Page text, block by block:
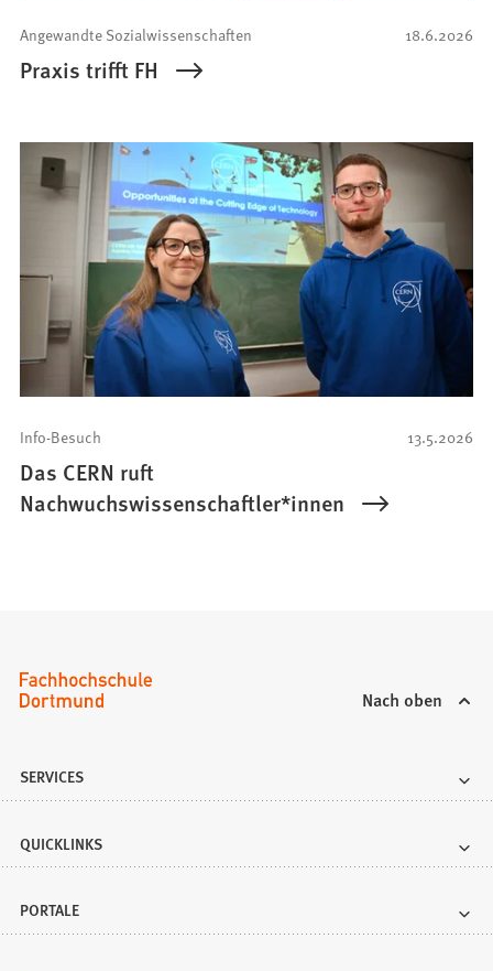
18.6.2026
Angewandte Sozialwissenschaften
Praxis trifft FH
13.5.2026
Info-Besuch
Das CERN ruft
Nachwuchswissenschaftler*innen
Nach oben
SERVICES
QUICKLINKS
PORTALE